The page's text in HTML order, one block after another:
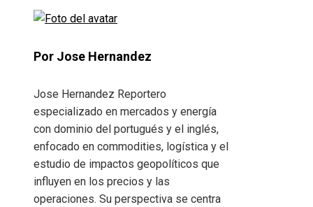
Por Jose Hernandez
Jose Hernandez Reportero
especializado en mercados y energía
con dominio del portugués y el inglés,
enfocado en commodities, logística y el
estudio de impactos geopolíticos que
influyen en los precios y las
operaciones. Su perspectiva se centra